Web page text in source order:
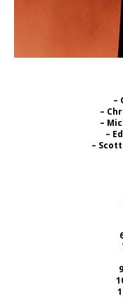
–
–
–
–
–